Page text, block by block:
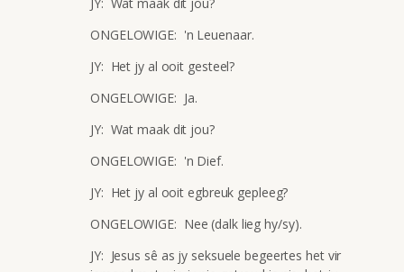
ONGELOWIGE: 'n Leuenaar.
JY: Het jy al ooit gesteel?
ONGELOWIGE: Ja.
JY: Wat maak dit jou?
ONGELOWIGE: 'n Dief.
JY: Het jy al ooit egbreuk gepleeg?
ONGELOWIGE: Nee (dalk lieg hy/sy).
JY: Jesus sê as jy seksuele begeertes het vir